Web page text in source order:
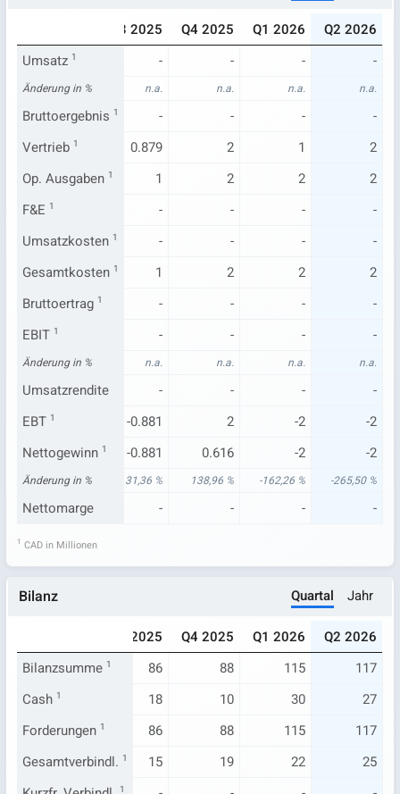
Q3 2025 Q4 2025 Q1 2026
Q2 2026
Umsatz 1 - - - -
Änderung in %
n.a. n.a. n.a. n.a. n.a.
Bruttoergebnis 1
- - - -
-
Vertrieb 1
0.442 0.879 2 1
2
Op. Ausgaben 1
0.621 1 2 2
2
F&E 1 - - -
-
Umsatzkosten 1
- - - -
-
Gesamtkosten 1
0.621 1 2 2
2
Bruttoertrag 1
- - - -
-
EBIT 1 - - - -
Änderung in %
n.a. n.a. n.a. n.a. n.a.
Umsatzrendite
- - - -
-
EBT 1 -0.881 2 -2
-2
Nettogewinn 1
-0.530 -0.881 0.616 -2 -2
Änderung in %
-75,02 % 31,36 % 138,96 % -162,26 % -265,50 %
Nettomarge
- - - - -
1 CAD in Millionen
Bilanz Quartal Jahr
Q3 2025 Q4 2025 Q1 2026
Q2 2026
Bilanzsumme 1
85 86 88 115
117
Cash 1 18 10 30
27
Forderungen 1
85 86 88 115
117
Gesamtverbindl. 1
14 15 19 22
25
1